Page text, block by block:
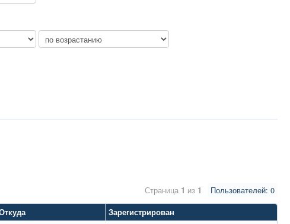
Пользователей: 0
Страница 1 из 1
Зарегистрирован